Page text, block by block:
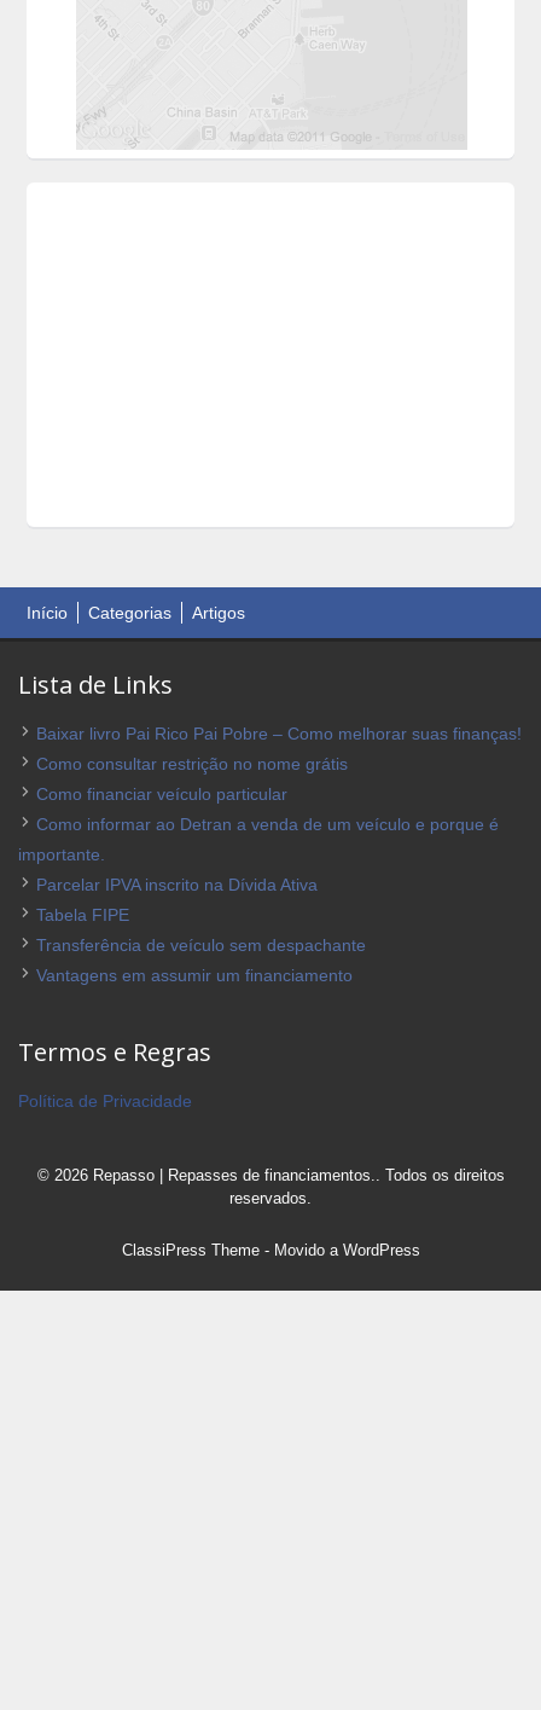
Início Categorias Artigos
Lista de Links
Baixar livro Pai Rico Pai Pobre – Como melhorar suas finanças!
Como consultar restrição no nome grátis
Como financiar veículo particular
Como informar ao Detran a venda de um veículo e porque é
importante.
Parcelar IPVA inscrito na Dívida Ativa
Tabela FIPE
Transferência de veículo sem despachante
Vantagens em assumir um financiamento
Termos e Regras
Política de Privacidade
© 2026 Repasso | Repasses de financiamentos.. Todos os direitos
reservados.
ClassiPress Theme- Movido a WordPress